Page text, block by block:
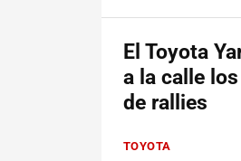
El Toyota
a la calle
de rallies
TOYOTA